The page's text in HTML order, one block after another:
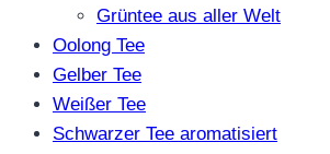
Grüntee aus aller Welt
Oolong Tee
Gelber Tee
Weißer Tee
Schwarzer Tee aromatisiert